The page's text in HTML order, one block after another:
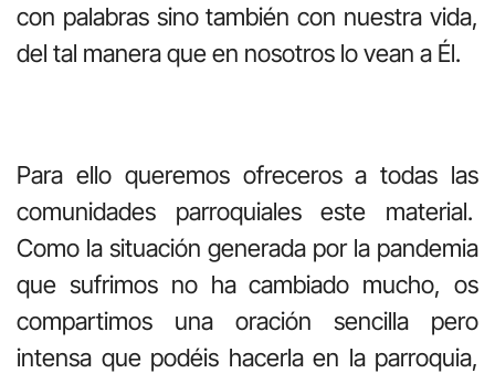
con palabras sino también con nuestra vida,
del tal manera que en nosotros lo vean a Él.
Para ello queremos ofreceros a todas las
comunidades parroquiales este material.
Como la situación generada por la pandemia
que sufrimos no ha cambiado mucho, os
compartimos una oración sencilla pero
intensa que podéis hacerla en la parroquia,